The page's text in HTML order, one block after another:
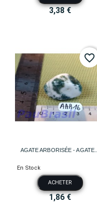
3,38 €
AGATE ARBORISÉE - AGATE...
En Stock
ACHETER
1,86 €
favorite_border